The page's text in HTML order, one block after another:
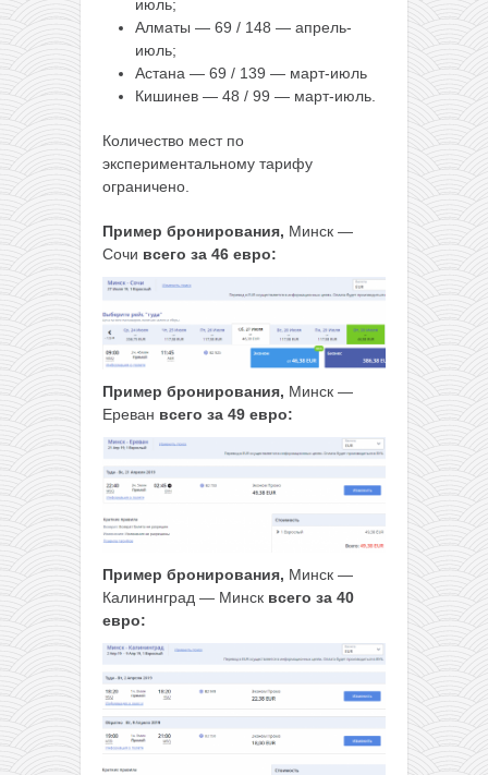
июль;
Алматы — 69 / 148 — апрель-
июль;
Астана — 69 / 139 — март-июль
Кишинев — 48 / 99 — март-июль.
Количество мест по
экспериментальному тарифу
ограничено.
Пример бронирования, Минск —
Сочи всего за 46 евро:
Пример бронирования, Минск —
Ереван всего за 49 евро:
Пример бронирования, Минск —
Калининград — Минск всего за 40
евро: